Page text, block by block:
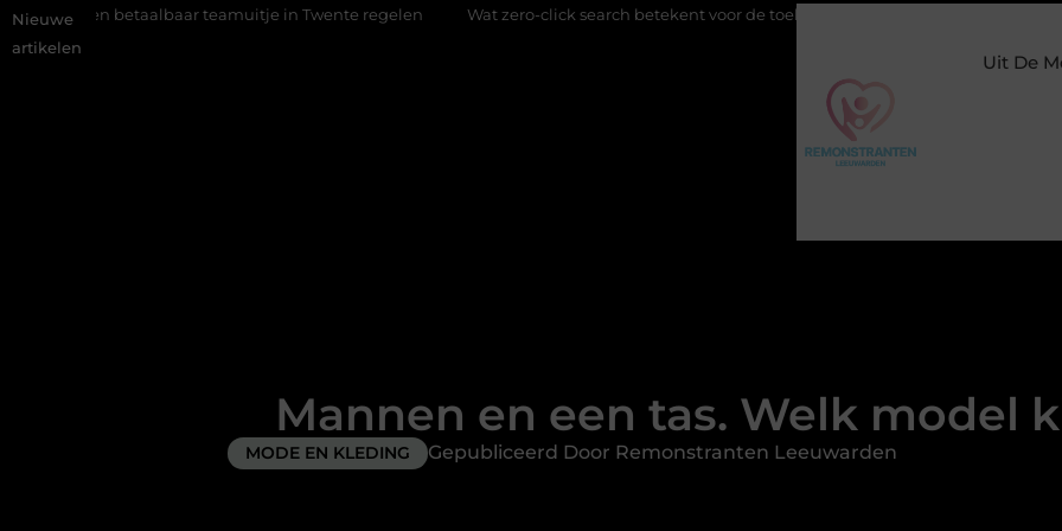
Nieuwe
artikelen
teamuitje in Twente regelen Wat zero-click search betekent voor de toekomst van online zichtbaarheid
Uit De
Mannen en een tas. Welk model
MODE EN KLEDING Gepubliceerd Door Remonstranten Leeuwarden